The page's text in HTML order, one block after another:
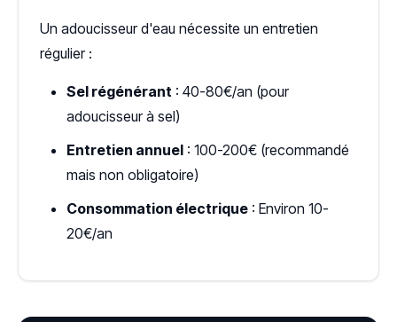
Un adoucisseur d'eau nécessite un entretien
régulier :
Sel régénérant : 40-80€/an (pour
adoucisseur à sel)
Entretien annuel : 100-200€ (recommandé
mais non obligatoire)
Consommation électrique : Environ 10-
20€/an